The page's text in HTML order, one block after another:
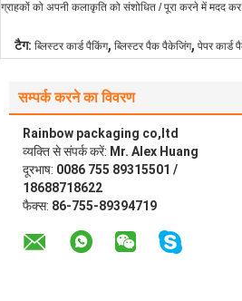
ग्राहकों को अपनी कलाकृति को संशोधित / पूरा करने में मदद
टैग: ब्लिस्टर कार्ड पैकिंग, ब्लिस्टर पैक पैकेजिंग, पेपर कार्ड
सम्पर्क करने का विवरण
Rainbow packaging co,ltd
व्यक्ति से संपर्क करें: Mr. Alex Huang
दूरभाष: 0086 755 89315501 /
18688718622
फैक्स: 86-755-89394719